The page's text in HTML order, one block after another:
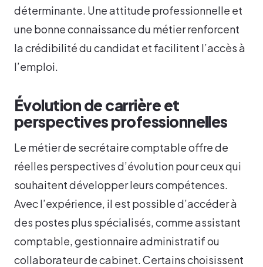
déterminante. Une attitude professionnelle et
une bonne connaissance du métier renforcent
la crédibilité du candidat et facilitent l’accès à
l’emploi.
Évolution de carrière et
perspectives professionnelles
Le métier de secrétaire comptable offre de
réelles perspectives d’évolution pour ceux qui
souhaitent développer leurs compétences.
Avec l’expérience, il est possible d’accéder à
des postes plus spécialisés, comme assistant
comptable, gestionnaire administratif ou
collaborateur de cabinet. Certains choisissent